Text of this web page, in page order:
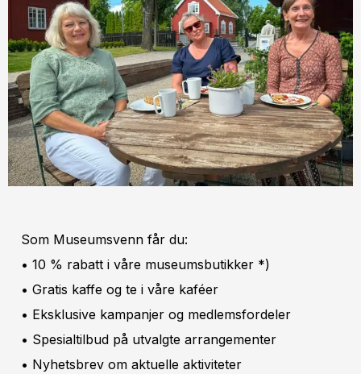
Som Museumsvenn får du:
• 10 % rabatt i våre museumsbutikker *)
• Gratis kaffe og te i våre kaféer
• Eksklusive kampanjer og medlemsfordeler
• Spesialtilbud på utvalgte arrangementer
• Nyhetsbrev om aktuelle aktiviteter